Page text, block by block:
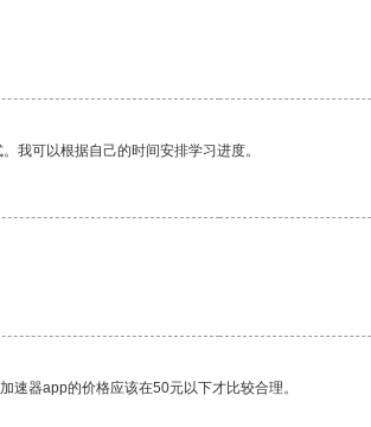
我可以根据自己的时间安排学习进度。
速器app的价格应该在50元以下才比较合理。